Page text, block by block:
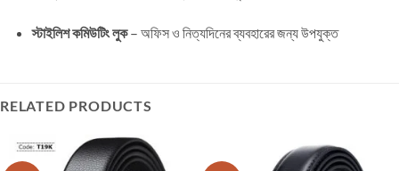
স্টাইলিশ কমিউটিং লুক– অফিস ও নিত্যদিনের ব্যবহারের জন্য উপযুক্ত
RELATED PRODUCTS